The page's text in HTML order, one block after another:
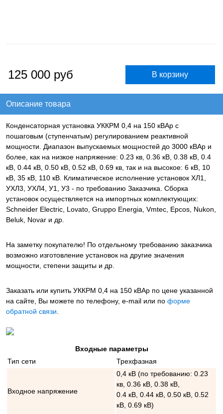
125 000 руб
Описание товара
Конденсаторная установка УККРМ 0,4 на 150 кВАр с
пошаговым (ступенчатым) регулированием реактивной
мощности. Диапазон выпускаемых мощностей до 3000 кВАр и
более, как на низкое напряжение: 0.23 кв, 0.36 кВ, 0.38 кВ, 0.4
кВ, 0.44 кВ, 0.50 кВ, 0.52 кВ, 0.69 кв, так и на высокое: 6 кВ, 10
кВ, 35 кВ, 110 кВ. Климатическое исполнение установок ХЛ1,
УХЛ3, УХЛ4, У1, У3 - по требованию Заказчика. Сборка
установок осуществляется на импортных комплектующих:
Schneider Electric, Lovato, Gruppo Energia, Vmtec, Epcos, Nukon,
Beluk, Novar и др.
На заметку покупателю! По отдельному требованию заказчика
возможно изготовление установок на другие значения
мощности, степени защиты и др.
Заказать или купить УККРМ 0,4 на 150 кВАр по цене указанной
на сайте, Вы можете по телефону, e-mail или по форме
обратной связи.
Входные параметры
Тип сети
Трехфазная
Входное напряжение
0,4 кВ (по требованию: 0.23
кв, 0.36 кВ, 0.38 кВ,
0.4 кВ, 0.44 кВ, 0.50 кВ, 0.52
кВ, 0.69 кВ)